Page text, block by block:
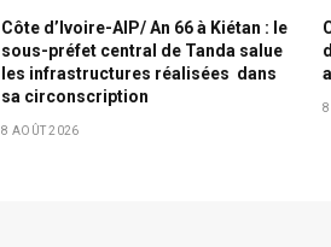
Côte d’Ivoire-AIP/ An 66 à Kiétan : le
sous-préfet central de Tanda salue
les infrastructures réalisées dans
sa circonscription
8 AOÛT 2026